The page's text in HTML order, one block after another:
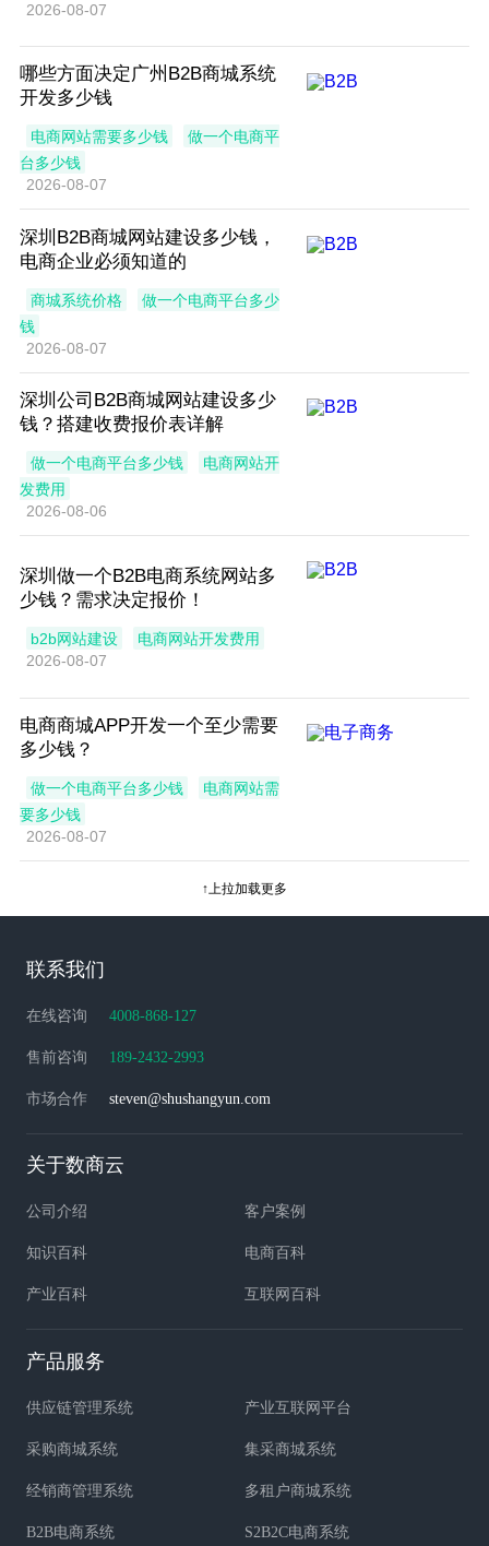
2026-08-07
哪些方面决定广州B2B商城系统
开发多少钱
电商网站需要多少钱
做一个电商平
台多少钱
2026-08-07
深圳B2B商城网站建设多少钱，
电商企业必须知道的
商城系统价格
做一个电商平台多少
钱
2026-08-07
深圳公司B2B商城网站建设多少
钱？搭建收费报价表详解
做一个电商平台多少钱
电商网站开
发费用
2026-08-06
深圳做一个B2B电商系统网站多
少钱？需求决定报价！
b2b网站建设
电商网站开发费用
2026-08-07
电商商城APP开发一个至少需要
多少钱？
做一个电商平台多少钱
电商网站需
要多少钱
2026-08-07
↑上拉加载更多
联系我们
在线咨询 4008-868-127
售前咨询 189-2432-2993
市场合作 steven@shushangyun.com
关于数商云
公司介绍 客户案例
知识百科 电商百科
产业百科 互联网百科
产品服务
供应链管理系统 产业互联网平台
采购商城系统 集采商城系统
经销商管理系统 多租户商城系统
B2B电商系统 S2B2C电商系统